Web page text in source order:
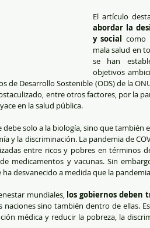
abordar la
y social como
mala salud en
se han
objetivos
de Desarrollo Sostenible (ODS) de la
entre otros factores, por la
en la salud pública.
solo a la biología, sino que también
y la discriminación. La pandemia de
entre ricos y pobres en términos
medicamentos y vacunas. Sin
desvanecido a medida que la
mundiales, los gobiernos deben
naciones sino también dentro de ellas.
médica y reducir la pobreza, la